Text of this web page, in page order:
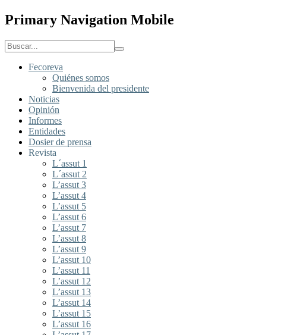
Primary Navigation Mobile
Fecoreva
Quiénes somos
Bienvenida del presidente
Noticias
Opinión
Informes
Entidades
Dosier de prensa
Revista
L´assut 1
L´assut 2
L’assut 3
L’assut 4
L’assut 5
L’assut 6
L’assut 7
L’assut 8
L’assut 9
L’assut 10
L’assut 11
L’assut 12
L’assut 13
L’assut 14
L’assut 15
L’assut 16